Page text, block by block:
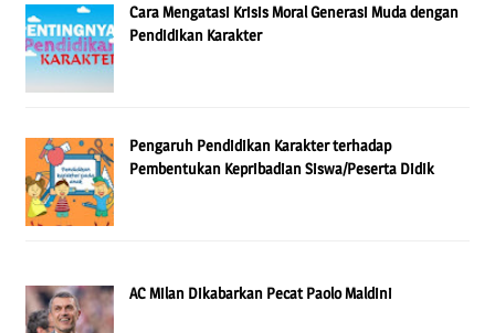
Cara Mengatasi Krisis Moral Generasi Muda dengan
Pendidikan Karakter
Pengaruh Pendidikan Karakter terhadap
Pembentukan Kepribadian Siswa/Peserta Didik
AC Milan Dikabarkan Pecat Paolo Maldini